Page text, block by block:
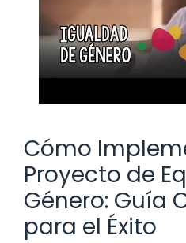
Cómo
Proyecto de
Género: Guía
para el Éxito